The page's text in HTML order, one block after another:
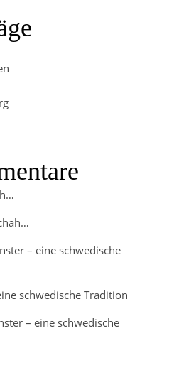
– eine schwedische
schwedische Tradition
– eine schwedische